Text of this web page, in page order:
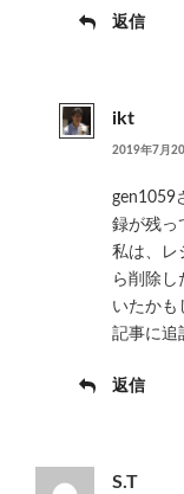
返信
ikt
2019年7月
gen1059
録が残っ
私は、レ
ら削除し
いたかも
記事に追
返信
S.T